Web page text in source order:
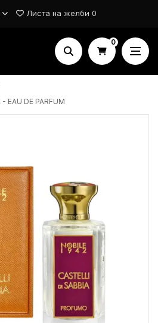
Листа на желби 0
0
EAU DE PARFUM